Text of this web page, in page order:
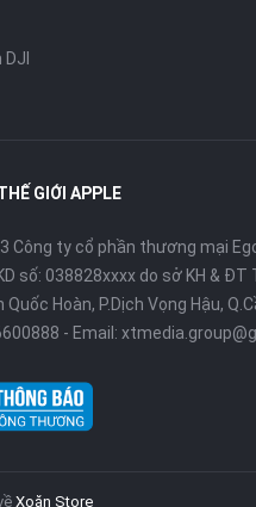
GIỚI APPLE
Công ty cổ phần thương mại
số: 038828xxxx do sở KH & ĐT
Hoàn, P.Dịch Vọng Hậu,
- Email:
Xoăn Store